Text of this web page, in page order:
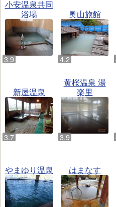
小安温泉共同
浴場
奥山旅館
新屋温泉
黄桜温泉 湯
楽里
やまゆり温泉 はまなす